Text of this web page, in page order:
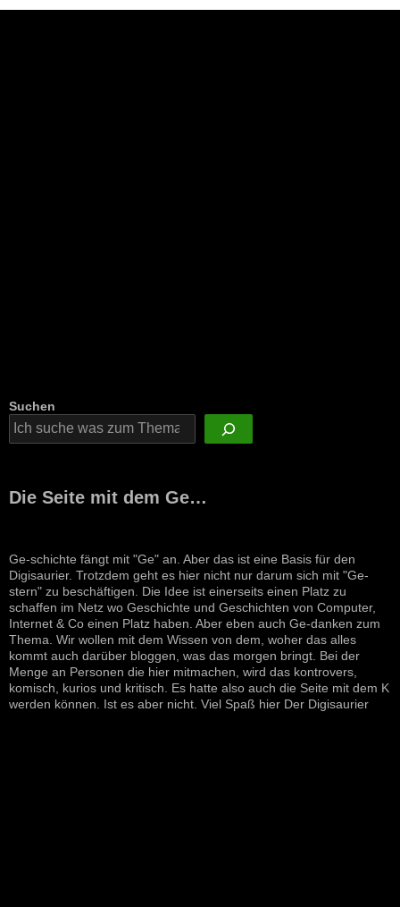
Suchen
Die Seite mit dem Ge…
Ge-schichte fängt mit "Ge" an. Aber das ist eine Basis für den
Digisaurier. Trotzdem geht es hier nicht nur darum sich mit "Ge-
stern" zu beschäftigen. Die Idee ist einerseits einen Platz zu
schaffen im Netz wo Geschichte und Geschichten von Computer,
Internet & Co einen Platz haben. Aber eben auch Ge-danken zum
Thema. Wir wollen mit dem Wissen von dem, woher das alles
kommt auch darüber bloggen, was das morgen bringt. Bei der
Menge an Personen die hier mitmachen, wird das kontrovers,
komisch, kurios und kritisch. Es hatte also auch die Seite mit dem K
werden können. Ist es aber nicht. Viel Spaß hier Der Digisaurier